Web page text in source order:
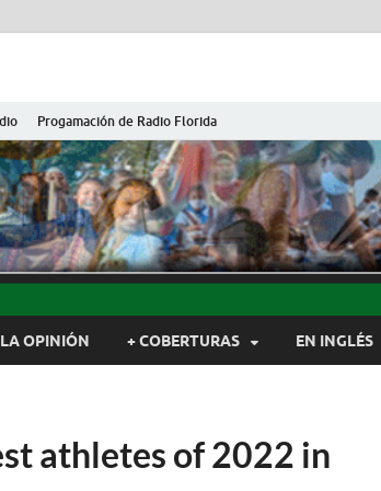
Progamación de Radio Florida
de Cuba
Camagüey, Cuba
LA OPINIÓN + COBERTURAS EN INGLÉS
athletes of 2022 in